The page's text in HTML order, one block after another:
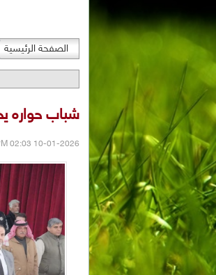
الصفحة الرئيسية
شباب حواره
10-01-2026 02:03 PM